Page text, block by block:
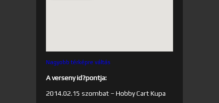
Nagyobb térképre váltás
A verseny id?pontja:
2014.02.15 szombat – Hobby Cart Kupa